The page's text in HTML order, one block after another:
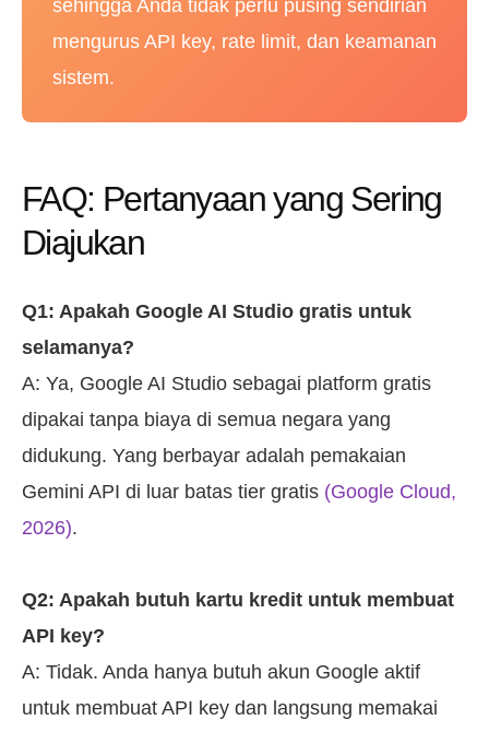
sehingga Anda tidak perlu pusing sendirian
mengurus API key, rate limit, dan keamanan
sistem.
FAQ: Pertanyaan yang Sering
Diajukan
Q1: Apakah Google AI Studio gratis untuk
selamanya?
A: Ya, Google AI Studio sebagai platform gratis
dipakai tanpa biaya di semua negara yang
didukung. Yang berbayar adalah pemakaian
Gemini API di luar batas tier gratis (Google Cloud,
2026).
Q2: Apakah butuh kartu kredit untuk membuat
API key?
A: Tidak. Anda hanya butuh akun Google aktif
untuk membuat API key dan langsung memakai